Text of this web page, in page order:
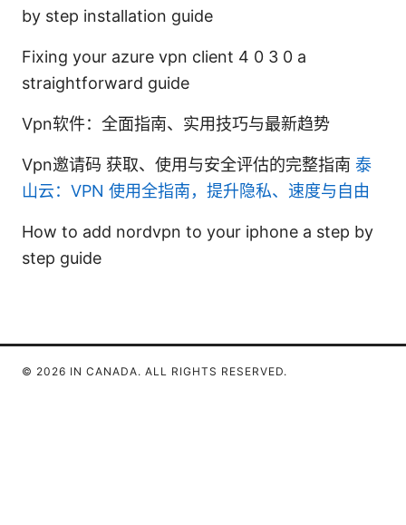
by step installation guide
Fixing your azure vpn client 4 0 3 0 a
straightforward guide
Vpn软件：全面指南、实用技巧与最新趋势
Vpn邀请码 获取、使用与安全评估的完整指南 泰
山云：VPN 使用全指南，提升隐私、速度与自由
How to add nordvpn to your iphone a step by
step guide
© 2026 IN CANADA. ALL RIGHTS RESERVED.